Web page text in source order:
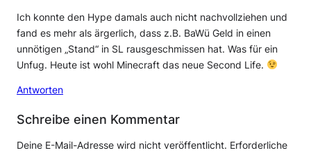
Ich konnte den Hype damals auch nicht nachvollziehen und
fand es mehr als ärgerlich, dass z.B. BaWü Geld in einen
unnötigen „Stand“ in SL rausgeschmissen hat. Was für ein
Unfug. Heute ist wohl Minecraft das neue Second Life.
Antworten
Schreibe einen Kommentar
Deine E-Mail-Adresse wird nicht veröffentlicht. Erforderliche